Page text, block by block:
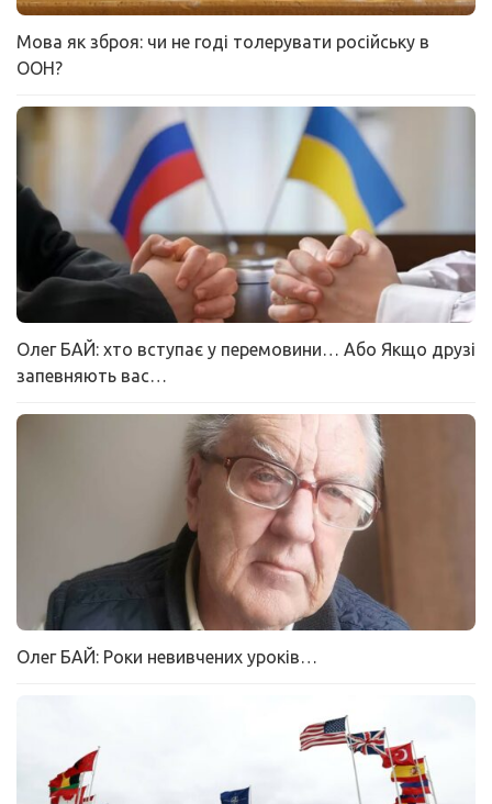
Мова як зброя: чи не годі толерувати російську в
ООН?
Олег БАЙ: хто вступає у перемовини… Або Якщо друзі
запевняють вас…
Олег БАЙ: Роки невивчених уроків…